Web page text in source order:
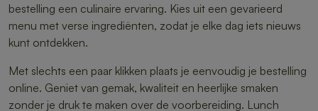
bestelling een culinaire ervaring. Kies uit een gevarieerd
menu met verse ingrediënten, zodat je elke dag iets nieuws
kunt ontdekken.
Met slechts een paar klikken plaats je eenvoudig je bestelling
online. Geniet van gemak, kwaliteit en heerlijke smaken
zonder je druk te maken over de voorbereiding. Lunch